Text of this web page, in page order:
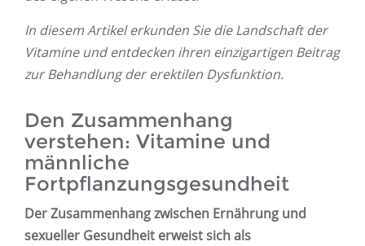
In diesem Artikel erkunden Sie die Landschaft der
Vitamine und entdecken ihren einzigartigen Beitrag
zur Behandlung der erektilen Dysfunktion.
Den Zusammenhang
verstehen: Vitamine und
männliche
Fortpflanzungsgesundheit
Der Zusammenhang zwischen Ernährung und
sexueller Gesundheit erweist sich als